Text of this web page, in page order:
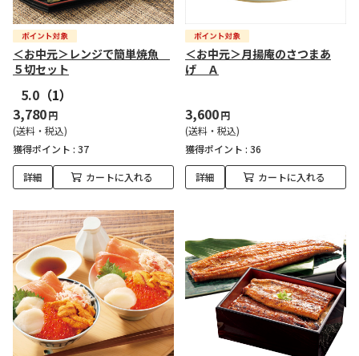
＜お中元＞レンジで簡単焼魚
５切セット
5.0 （1）
3,780円
(送料・税込)
獲得ポイント : 37
詳細 カートに入れる
＜お中元＞月揚庵のさつまあ
げ Ａ
3,600円
(送料・税込)
獲得ポイント : 36
詳細 カートに入れる